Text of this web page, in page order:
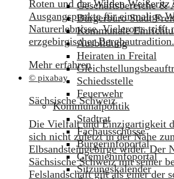
Geschäftsbereiche &
Bürgerbüro Stadt
Kommunale
Ausbildung
Heiraten in Freital
Schiedsstelle
Feuerwehr
Kommunalpolitik
Stadtrat
Fachausschüsse
Bürgerinfoportal
Gremieninfoportal
Sitzungskalender
Roten und der Wilden Weißeritz
Ausgangspunkte für einmalige
Naturerlebnisse. Vielerorts trifft
erzgebirgischer Bergbautradition.
Mehr erfahren
© pixabay
Sächsische Schweiz
Die Vielfalt und Einzigartigkeit
sich nicht zuletzt in der Nähe
Elbsandsteingebirge wider. Der
Sächsische Schweiz mit seiner
Felslandschaft gilt als einer der